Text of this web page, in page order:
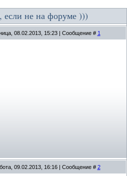
не на форуме )))
08.02.2013, 15:23 | Сообщение # 1
09.02.2013, 16:16 | Сообщение # 2